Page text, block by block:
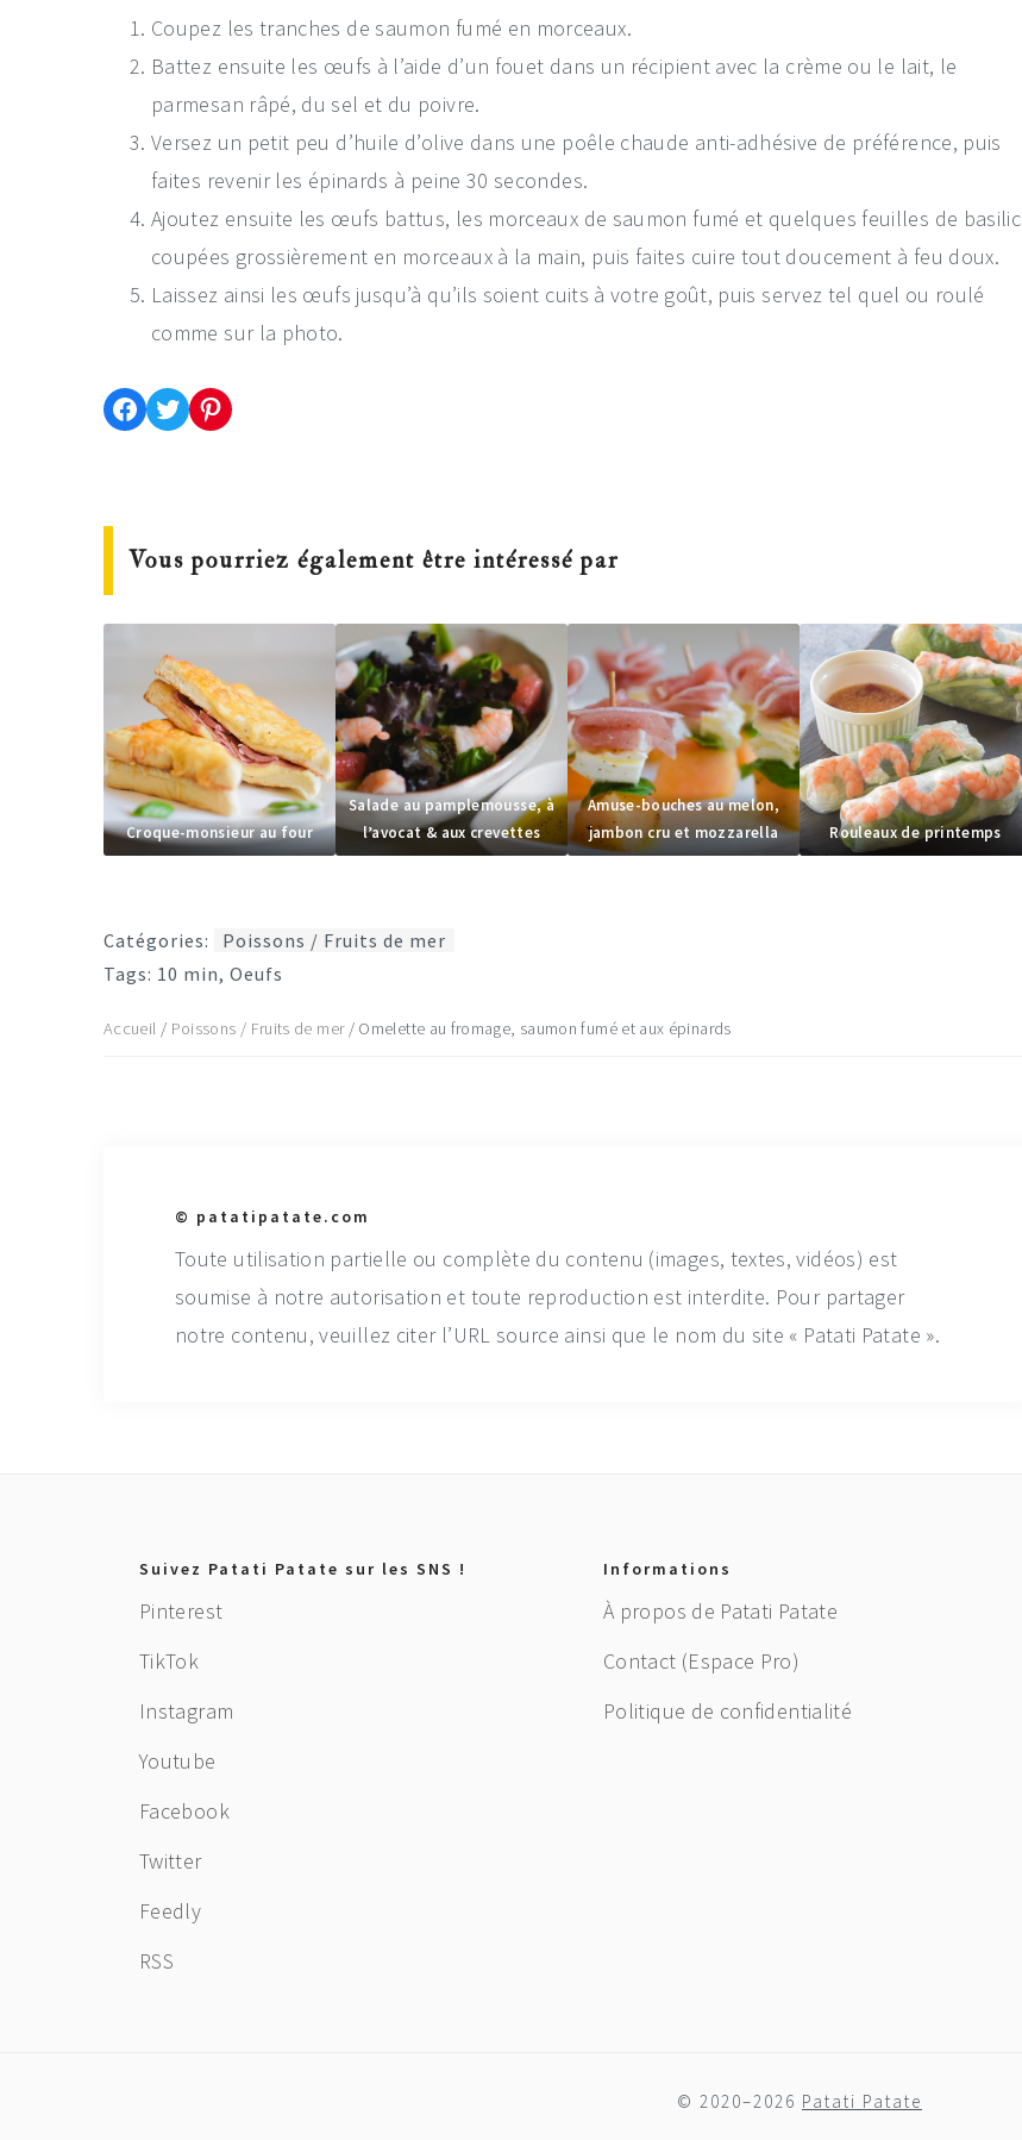
Coupez les tranches de saumon fumé en morceaux.
Battez ensuite les œufs à l’aide d’un fouet dans un récipient avec la crème ou le lait, le
parmesan râpé, du sel et du poivre.
Versez un petit peu d’huile d’olive dans une poêle chaude anti-adhésive de préférence, puis
faites revenir les épinards à peine 30 secondes.
Ajoutez ensuite les œufs battus, les morceaux de saumon fumé et quelques feuilles de basilic
coupées grossièrement en morceaux à la main, puis faites cuire tout doucement à feu doux.
Laissez ainsi les œufs jusqu’à qu’ils soient cuits à votre goût, puis servez tel quel ou roulé
comme sur la photo.
Partager cette recette sur Facebook
Partager cette recette sur TwitterEnregistrer cette recette sur Pinterest
Vous pourriez également être intéressé par
Croque-monsieur au four
Salade au pamplemousse, à
l’avocat & aux crevettes
Amuse-bouches au melon,
jambon cru et mozzarella
Rouleaux de printemps
Catégories:
Poissons / Fruits de mer
Tags: 10 min, Oeufs
Accueil / Poissons / Fruits de mer/ Omelette au fromage, saumon fumé et aux épinards
© patatipatate.com
Toute utilisation partielle ou complète du contenu (images, textes, vidéos) est
soumise à notre autorisation et toute reproduction est interdite. Pour partager
notre contenu, veuillez citer l’URL source ainsi que le nom du site « Patati Patate ».
Suivez Patati Patate sur les SNS !
Pinterest
TikTok
Instagram
Youtube
Facebook
Twitter
Feedly
RSS
Informations
À propos de Patati Patate
Contact (Espace Pro)
Politique de confidentialité
© 2020–2026 Patati Patate